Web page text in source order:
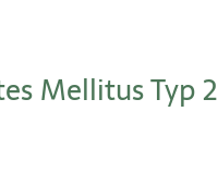
Mellitus Typ 2